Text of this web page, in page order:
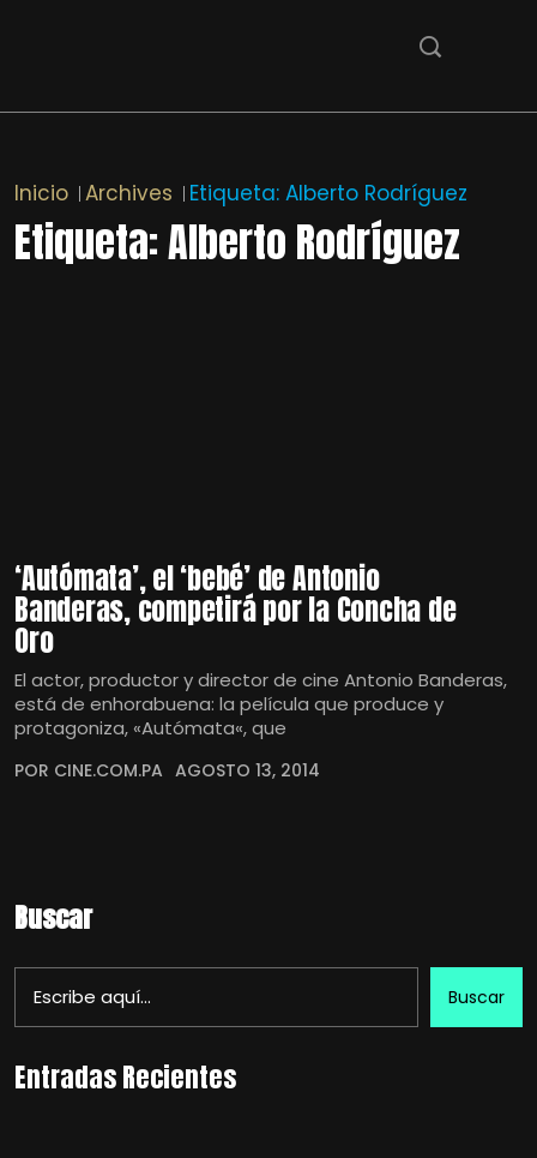
Inicio Archives Etiqueta: Alberto Rodríguez
Etiqueta:Alberto Rodríguez
‘Autómata’, el ‘bebé’ de Antonio
Banderas, competirá por la Concha de
Oro
El actor, productor y director de cine Antonio Banderas,
está de enhorabuena: la película que produce y
protagoniza, «Autómata«, que
POR CINE.COM.PA AGOSTO 13, 2014
Buscar
Buscar
Entradas Recientes